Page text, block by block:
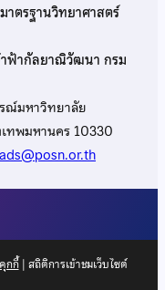
ตรฐานวิทยาศาสตร์
าฟ้ากัลยาณิวัฒนา กรม
ณ์มหาวิทยาลัย
ทพมหานคร 10330
กกี้| สถิติการเข้าชมเว็บไซต์